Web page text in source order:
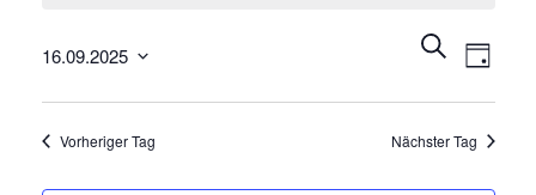
2025 Such-
und
SUCHE
TAG
16.09.2025
Vorheriger Tag Nächster Tag